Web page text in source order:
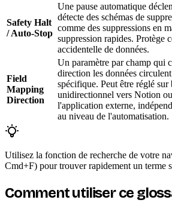
Safety Halt
/ Auto-Stop
Une pause automatique
détecte des schémas de
comme des suppressions en
suppression rapides. Protège
accidentelle de données.
Field
Mapping
Direction
Un paramètre par champ qui
direction les données
spécifique. Peut être réglé
unidirectionnel vers Notion
l'application externe,
au niveau de l'automatisation.
Utilisez la fonction de recherche de votre
Cmd+F) pour trouver rapidement un terme
Comment utiliser ce